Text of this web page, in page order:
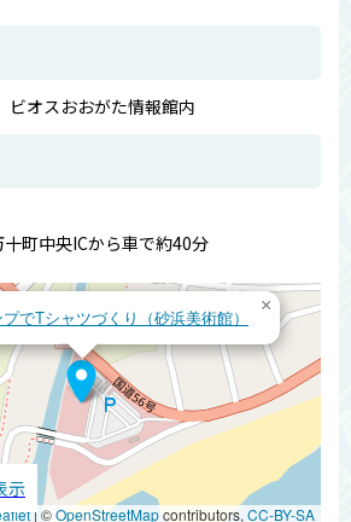
オスおおがた情報館内
町中央ICから車で約40分
でTシャツづくり（砂浜美術館）
×
| ©OpenStreetMapcontributors, CC-BY-SA
示